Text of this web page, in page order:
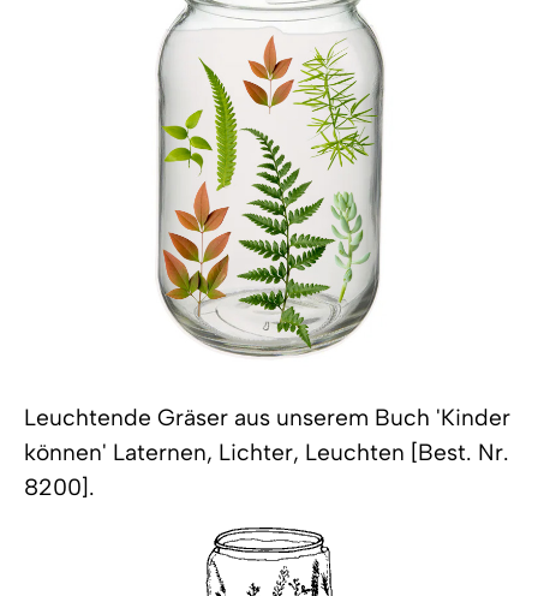
Leuchtende Gräser aus unserem Buch 'Kinder
können' Laternen, Lichter, Leuchten [Best. Nr.
8200].